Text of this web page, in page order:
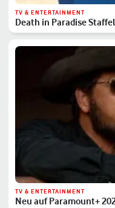
TV & ENTERTAINMENT
Death in Paradise
TV & ENTERTAINMENT
Neu auf Paramount+